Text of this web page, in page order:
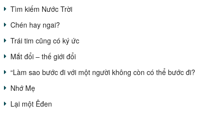
Tìm kiếm Nước Trời
Chén hay ngai?
Trái tim cũng có ký ức
Mắt đổi – thế giới đổi
“Làm sao bước đi với một người không còn có thể bước đi?
Nhớ Mẹ
Lại một Êđen